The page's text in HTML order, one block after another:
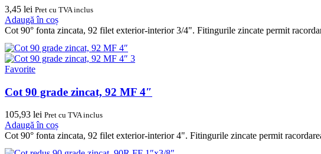
3,45 lei Pret cu TVA inclus
Adaugă în coș
Cot 90° fonta zincata, 92 filet exterior-interior 3/4". Fitingurile zincate permit
Favorite
Cot 90 grade zincat, 92 MF 4″
105,93 lei Pret cu TVA inclus
Adaugă în coș
Cot 90° fonta zincata, 92 filet exterior-interior 4". Fitingurile zincate permit